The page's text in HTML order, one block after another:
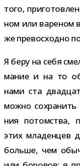
того,
ном или варе­ном
же пре­вос­ходно
Я беру на себя
ма­ние и на то
нами ста
можно
ния потом­ства,
этих мла­ден­цев
больше, чем